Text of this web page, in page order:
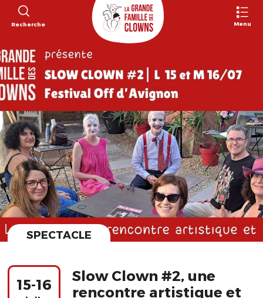
Recherche Menu
Slow Clown #2, une
rencontre artistique et
SPECTACLE
15-16